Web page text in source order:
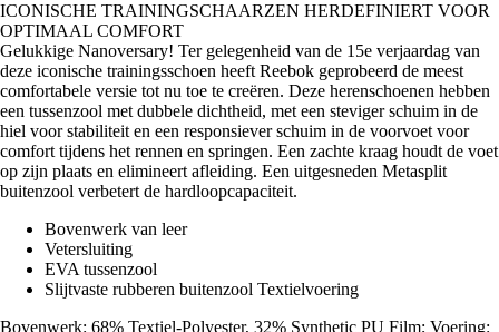
ICONISCHE TRAININGSCHAARZEN HERDEFINIERT VOOR
OPTIMAAL COMFORT
Gelukkige Nanoversary! Ter gelegenheid van de 15e verjaardag van
deze iconische trainingsschoen heeft Reebok geprobeerd de meest
comfortabele versie tot nu toe te creëren. Deze herenschoenen hebben
een tussenzool met dubbele dichtheid, met een steviger schuim in de
hiel voor stabiliteit en een responsiever schuim in de voorvoet voor
comfort tijdens het rennen en springen. Een zachte kraag houdt de voet
op zijn plaats en elimineert afleiding. Een uitgesneden Metasplit
buitenzool verbetert de hardloopcapaciteit.
Bovenwerk van leer
Vetersluiting
EVA tussenzool
Slijtvaste rubberen buitenzool Textielvoering
Bovenwerk: 68% Textiel-Polyester, 32% Synthetic PU Film; Voering: